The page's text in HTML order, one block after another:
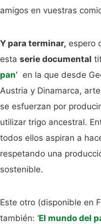
amigos en vuestras
Y para terminar, espero
esta serie documental
pan’ en la que desde
Austria y Dinamarca,
se esfuerzan por
utilizar trigo ancestral.
todos ellos aspiran a
respetando una
sostenible.
Este otro (disponible en
también: ‘El mundo del